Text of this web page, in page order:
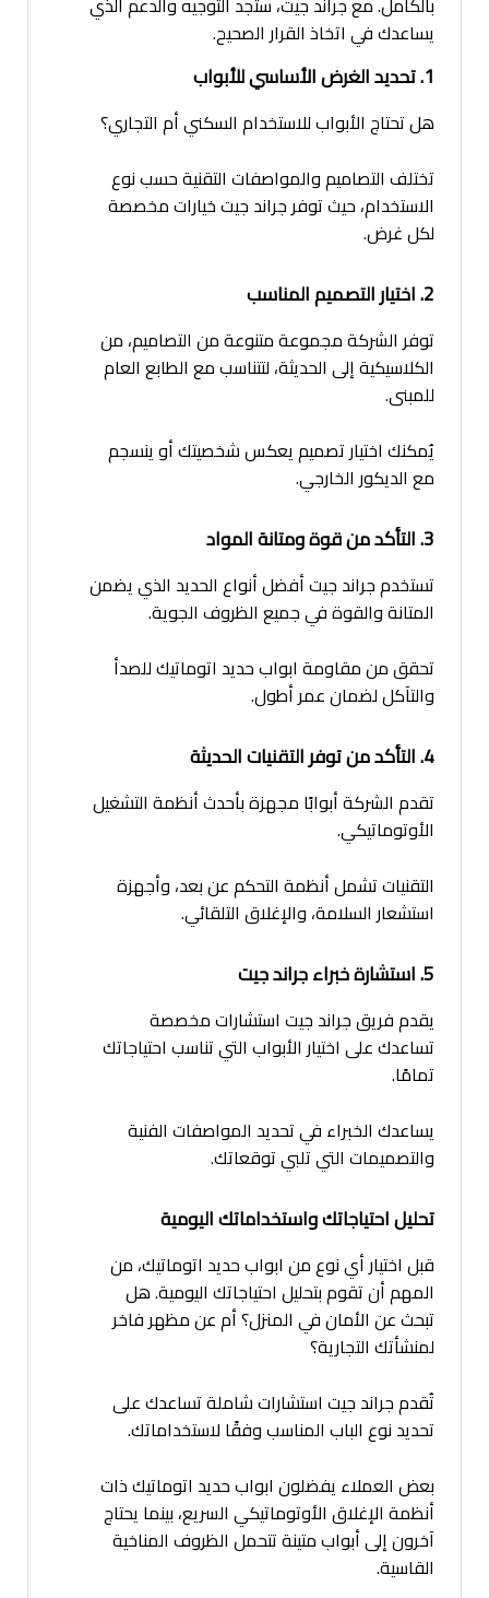
يساعدك في اتخاذ القرار الصحيح.
1. تحديد الغرض الأساسي للأبواب
هل تحتاج الأبواب للاستخدام السكني أم التجاري؟
تختلف التصاميم والمواصفات التقنية حسب نوع
الاستخدام، حيث توفر جراند جيت خيارات مخصصة
لكل غرض.
2. اختيار التصميم المناسب
توفر الشركة مجموعة متنوعة من التصاميم، من
الكلاسيكية إلى الحديثة، لتتناسب مع الطابع العام
للمبنى.
يُمكنك اختيار تصميم يعكس شخصيتك أو ينسجم
مع الديكور الخارجي.
3. التأكد من قوة ومتانة المواد
تستخدم جراند جيت أفضل أنواع الحديد الذي يضمن
المتانة والقوة في جميع الظروف الجوية.
تحقق من مقاومة ابواب حديد اتوماتيك للصدأ
والتآكل لضمان عمر أطول.
4. التأكد من توفر التقنيات الحديثة
تقدم الشركة أبوابًا مجهزة بأحدث أنظمة التشغيل
الأوتوماتيكي.
التقنيات تشمل أنظمة التحكم عن بعد، وأجهزة
استشعار السلامة، والإغلاق التلقائي.
5. استشارة خبراء جراند جيت
يقدم فريق جراند جيت استشارات مخصصة
تساعدك على اختيار الأبواب التي تناسب احتياجاتك
تمامًا.
يساعدك الخبراء في تحديد المواصفات الفنية
والتصميمات التي تلبي توقعاتك.
تحليل احتياجاتك واستخداماتك اليومية
قبل اختيار أي نوع من ابواب حديد اتوماتيك، من
المهم أن تقوم بتحليل احتياجاتك اليومية. هل
تبحث عن الأمان في المنزل؟ أم عن مظهر فاخر
لمنشأتك التجارية؟
تُقدم جراند جيت استشارات شاملة تساعدك على
تحديد نوع الباب المناسب وفقًا لاستخداماتك.
بعض العملاء يفضلون ابواب حديد اتوماتيك ذات
أنظمة الإغلاق الأوتوماتيكي السريع، بينما يحتاج
آخرون إلى أبواب متينة تتحمل الظروف المناخية
القاسية.